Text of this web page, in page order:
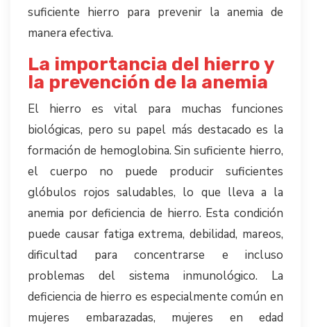
suficiente hierro para prevenir la anemia de
manera efectiva.
La importancia del hierro y
la prevención de la anemia
El hierro es vital para muchas funciones
biológicas, pero su papel más destacado es la
formación de hemoglobina. Sin suficiente hierro,
el cuerpo no puede producir suficientes
glóbulos rojos saludables, lo que lleva a la
anemia por deficiencia de hierro. Esta condición
puede causar fatiga extrema, debilidad, mareos,
dificultad para concentrarse e incluso
problemas del sistema inmunológico. La
deficiencia de hierro es especialmente común en
mujeres embarazadas, mujeres en edad